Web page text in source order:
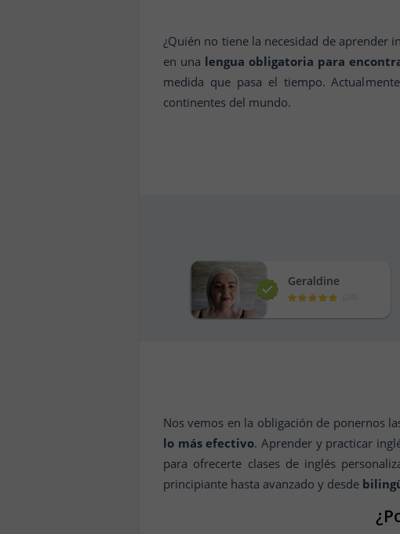
¿Quién no tiene la necesidad de aprender
en una lengua obligatoria para
medida que pasa el tiempo.
continentes del mundo.
Geraldine
Nos vemos en la obligación de ponernos
lo más efectivo. Aprender y practicar
para ofrecerte clases de inglés
principiante hasta avanzado y desde